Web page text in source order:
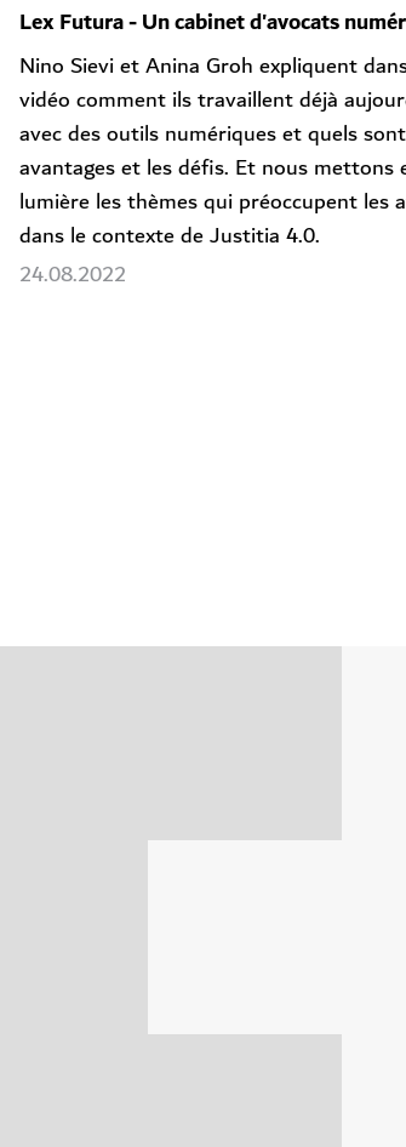
Lex Futura - Un cabinet d'avocats
Nino Sievi et Anina Groh expliquent
vidéo comment ils travaillent déjà
avec des outils numériques et quels
avantages et les défis. Et nous mettons
lumière les thèmes qui préoccupent les
dans le contexte de Justitia 4.0.
24.08.2022